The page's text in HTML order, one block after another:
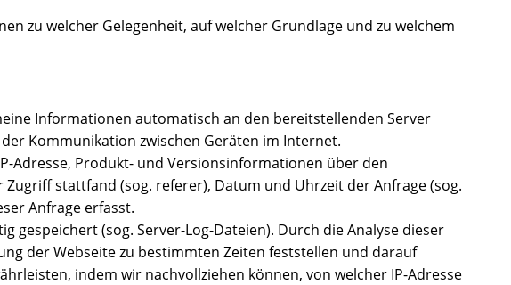
zu welcher Gelegenheit, auf welcher Grundlage und zu welchem
Informationen automatisch an den bereitstellenden Server
Kommunikation zwischen Geräten im Internet.
Adresse, Produkt- und Versionsinformationen über den
stattfand (sog. referer), Datum und Uhrzeit der Anfrage (sog.
Anfrage erfasst.
(sog. Server-Log-Dateien). Durch die Analyse dieser
der Webseite zu bestimmten Zeiten feststellen und darauf
indem wir nachvollziehen können, von welcher IP-Adresse